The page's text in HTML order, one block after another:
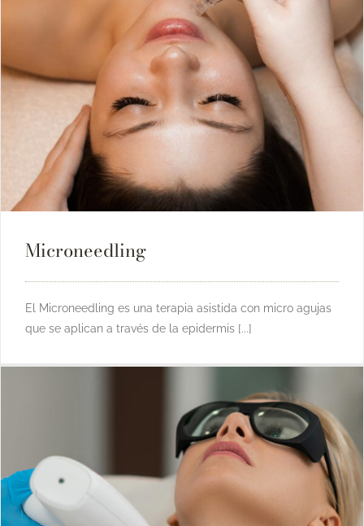
Microneedling
El Microneedling es una terapia asistida con micro agujas
que se aplican a través de la epidermis [...]